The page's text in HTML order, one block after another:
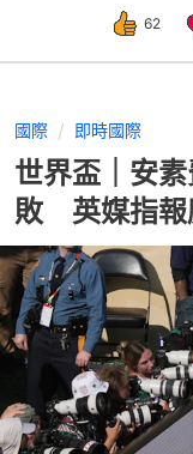
62
國際 即時國際
世界盃｜安
敗 英媒指